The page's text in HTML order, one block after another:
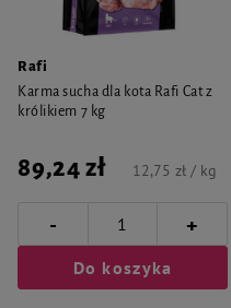
Rafi
Karma sucha dla kota Rafi Cat z
królikiem 7 kg
89,24 zł 12,75 zł / kg
- +
Do koszyka